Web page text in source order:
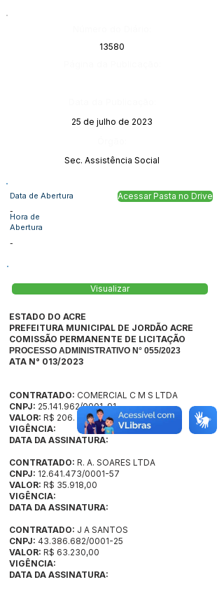
13580
25 de julho de 2023
Sec. Assistência Social
Data de Abertura
-
Acessar Pasta no Drive
Hora de
Abertura
-
Visualizar
ESTADO DO ACRE
PREFEITURA MUNICIPAL DE JORDÃO ACRE
COMISSÃO PERMANENTE DE LICITAÇÃO
PROCESSO ADMINISTRATIVO N° 055/2023
ATA N° 013/2023
CONTRATADO: COMERCIAL C M S LTDA
CNPJ: 25.141.962/0001-91
VALOR: R$ 206. 693,00
VIGÊNCIA:
DATA DA ASSINATURA:
CONTRATADO: R. A. SOARES LTDA
CNPJ: 12.641.473/0001-57
VALOR: R$ 35.918,00
VIGÊNCIA:
DATA DA ASSINATURA:
CONTRATADO: J A SANTOS
CNPJ: 43.386.682/0001-25
VALOR: R$ 63.230,00
VIGÊNCIA:
DATA DA ASSINATURA: